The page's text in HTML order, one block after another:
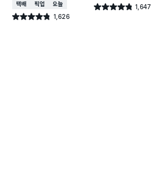
택배배송매장픽업오늘배송
별점 4.8점 1,626
건 작성
별점 4.8점 1,647
건 작성